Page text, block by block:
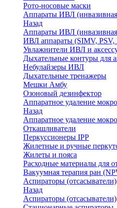
Рото-носовые маски
Аппараты ИВЛ
Назад
Аппараты ИВЛ
ИВЛ аппараты (SIMV, PSV,
Увлажнители ИВЛ и
Дыхательные контуры для
Небулайзеры ИВЛ
Дыхательные тренажеры
Мешки Амбу
Озоновый дезинфектор
Аппаратное удаление
Назад
Аппаратное удаление
Откашливатели
Перкуссионеры IPP
Жилетные и ручные
Жилеты и пояса
Расходные материалы для
Вакуумная терапия ран
Аспираторы (отсасыватели)
Назад
Аспираторы (отсасыватели)